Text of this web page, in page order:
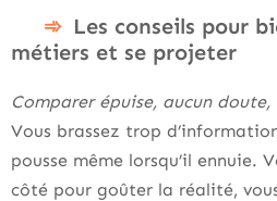
Les conseils pour
métiers et se projeter
Comparer épuise, aucun
Vous brassez trop
pousse même lorsqu’il ennuie.
côté pour goûter la réalité,